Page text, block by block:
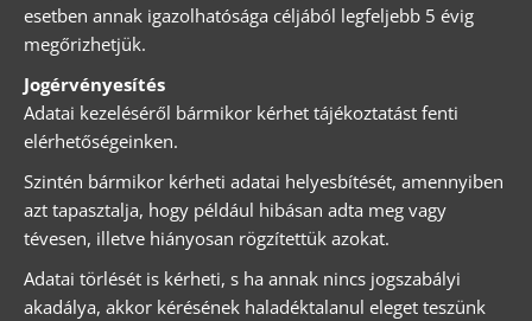
esetben annak igazolhatósága céljából legfeljebb 5 évig
megőrizhetjük.
Jogérvényesítés
Adatai kezeléséről bármikor kérhet tájékoztatást fenti
elérhetőségeinken.
Szintén bármikor kérheti adatai helyesbítését, amennyiben
azt tapasztalja, hogy például hibásan adta meg vagy
tévesen, illetve hiányosan rögzítettük azokat.
Adatai törlését is kérheti, s ha annak nincs jogszabályi
akadálya, akkor kérésének haladéktalanul eleget teszünk